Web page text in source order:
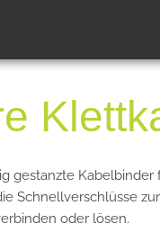
gestanzte
Schnellverschlüsse
oder lösen.